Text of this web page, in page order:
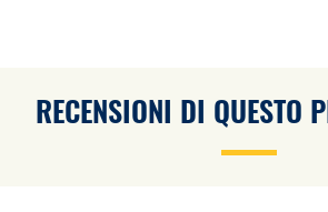
RECENSIONI DI QUESTO